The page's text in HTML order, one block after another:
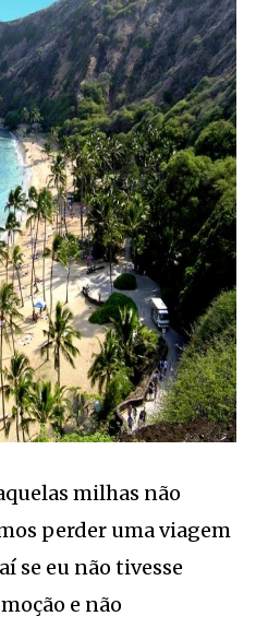
milhas não
perder uma viagem
se eu não tivesse
e não